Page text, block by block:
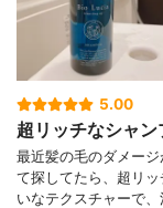
5.00
超リッチなシャ
最近髪の毛のダメー
て探してたら、超リ
いなテクスチャーで